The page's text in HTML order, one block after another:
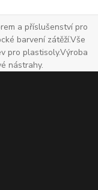
a příslušenství pro
barvení zátěží.Vše
pro plastisoly.Výroba
nástrahy.